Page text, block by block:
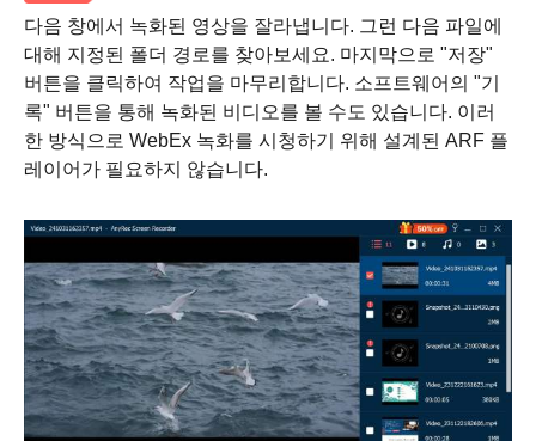
2 단계.
다음 창에서 녹화된 영상을 잘라냅니다. 그런 다음 파일에
대해 지정된 폴더 경로를 찾아보세요. 마지막으로 "저장"
버튼을 클릭하여 작업을 마무리합니다. 소프트웨어의 "기
록" 버튼을 통해 녹화된 비디오를 볼 수도 있습니다. 이러
한 방식으로 WebEx 녹화를 시청하기 위해 설계된 ARF 플
레이어가 필요하지 않습니다.